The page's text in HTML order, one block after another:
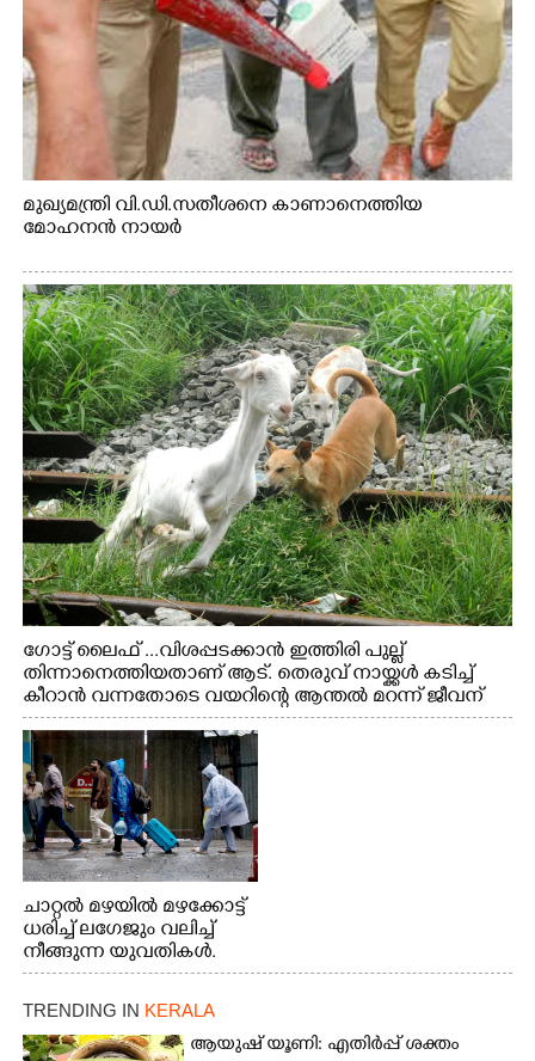
മുഖ്യമന്ത്രി വി.ഡി.സതീശനെ കാണാനെത്തിയ
മോഹനൻ നായർ
ഗോട്ട് ലൈഫ് ...വിശപ്പടക്കാൻ ഇത്തിരി പുല്ല്
തിന്നാനെത്തിയതാണ് ആട്. തെരുവ് നായ്ക്കൾ കടിച്ച്
കീറാൻ വന്നതോടെ വയറിന്റെ ആന്തൽ മറന്ന് ജീവന്
വേണ്ടിയായി ഓട്ടം. എറണാകുളം വാത്തുരുത്തിയിൽ
നിന്നുള്ള കാഴ്ച
ചാറ്റൽ മഴയിൽ മഴക്കോട്ട്
ധരിച്ച് ലഗേജും വലിച്ച്
നീങ്ങുന്ന യുവതികൾ.
എറണാകുളം മേനകയിൽ
നിന്നുള്ള കാഴ്ച
TRENDING IN KERALA
ആയുഷ് യൂണി: എതിർപ്പ് ശക്തം